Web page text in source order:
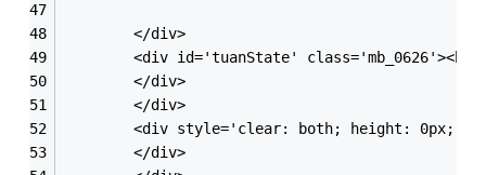
		</div>
<div id='tuanState'
		</div>
		</div>
		<div style='clear: both; height: 0px;'>
		</div>